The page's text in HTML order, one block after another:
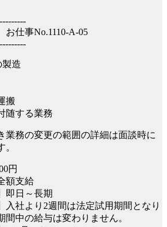
仕事No.1110-A-05
製造
搬
随する業務
業務の変更の範囲の詳細は面談時に
。
円
額支給
即日～長期
入社より2週間は法定試用期間となり
間中の給与は変わりません。